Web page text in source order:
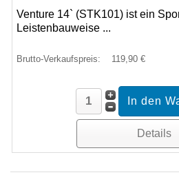
Venture 14` (STK101) ist ein
Leistenbauweise ...
Brutto-Verkaufspreis: 119,90 €
Details